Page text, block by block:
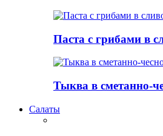
Паста с грибами в
Тыква в сметанно-
Салаты